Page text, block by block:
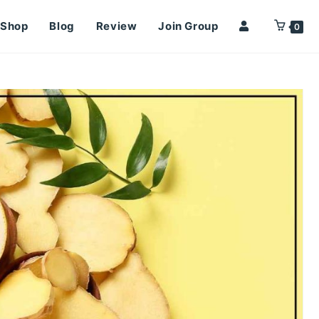
Shop Blog Review Join Group 0